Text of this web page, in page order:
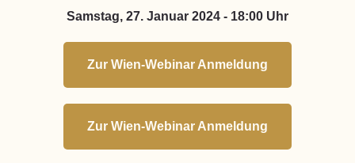
Samstag, 27. Januar 2024 - 18:00 Uhr
Zur Wien-Webinar Anmeldung
Zur Wien-Webinar Anmeldung